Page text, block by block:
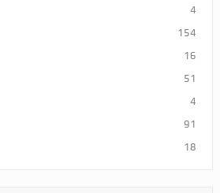
4
154
16
51
4
91
18